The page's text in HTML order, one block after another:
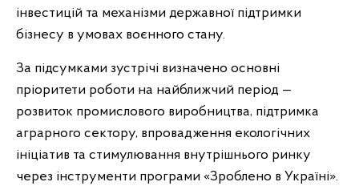
інвестицій та механізми державної підтримки
бізнесу в умовах воєнного стану.
За підсумками зустрічі визначено основні
пріоритети роботи на найближчий період —
розвиток промислового виробництва, підтримка
аграрного сектору, впровадження екологічних
ініціатив та стимулювання внутрішнього ринку
через інструменти програми «Зроблено в Україні».